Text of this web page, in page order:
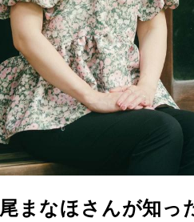
まなほさんが知っ